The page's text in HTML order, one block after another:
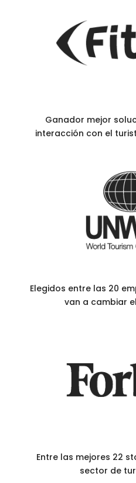
Ganador mejor
interacción con el
Elegidos entre las 20
van a cambiar
Entre las mejores 22
sector de